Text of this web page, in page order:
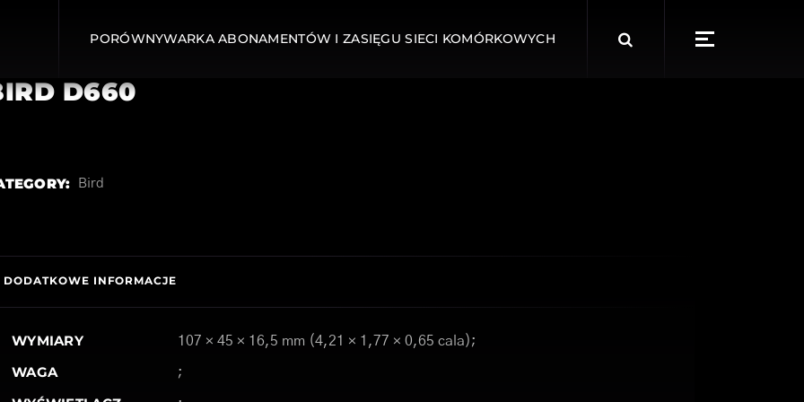
PORÓWNYWARKA ABONAMENTÓW I ZASIĘGU SIECI KOMÓRKOWYCH
for:
D660
Bird
DODATKOWE INFORMACJE
WYMIARY 107 × 45 × 16,5 mm (4,21 × 1,77 × 0,65 cala);
WAGA ;